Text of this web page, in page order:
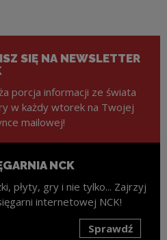
SIĘ NA NEWSLETTER
porcja informacji ze świata
w każdy wtorek na Twojej
mailowej!
NCK
płyty, gry i nie tylko... Zajrzyj
internetowej NCK!
Sprawdź